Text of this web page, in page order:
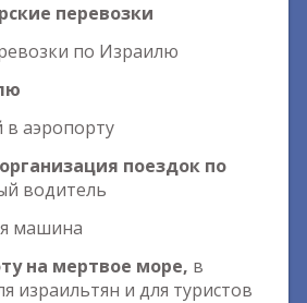
перевозки
по Израилю
в аэропорту
поездок по
водитель
машина
на мертвое море, в
израильтян и для туристов